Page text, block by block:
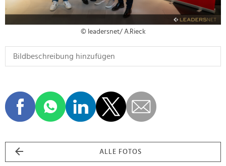
© leadersnet/ A.Rieck
ALLE FOTOS